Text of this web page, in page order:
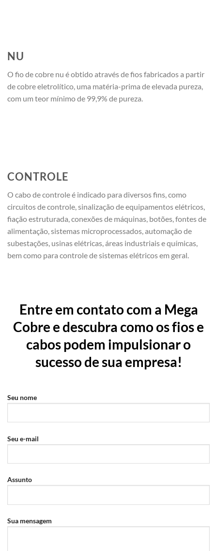
NU
O fio de cobre nu é obtido através de fios fabricados a partir
de cobre eletrolítico, uma matéria-prima de elevada pureza,
com um teor mínimo de 99,9% de pureza.
CONTROLE
O cabo de controle é indicado para diversos fins, como
circuitos de controle, sinalização de equipamentos elétricos,
fiação estruturada, conexões de máquinas, botões, fontes de
alimentação, sistemas microprocessados, automação de
subestações, usinas elétricas, áreas industriais e químicas,
bem como para controle de sistemas elétricos em geral.
Entre em contato com a Mega
Cobre e descubra como os fios e
cabos podem impulsionar o
sucesso de sua empresa!
Seu nome
Seu e-mail
Assunto
Sua mensagem